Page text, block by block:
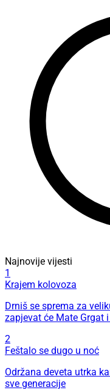
Najnovije vijesti
1
Krajem kolovoza
Drniš se sprema za
zapjevat će Mate Grgat
2
Feštalo se dugo u noć
Održana deveta utrka
sve generacije